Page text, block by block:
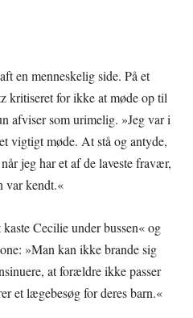
en menneskelig side. På et
kritiseret for ikke at møde op til
afviser som urimelig. »Jeg var i
vigtigt møde. At stå og antyde,
jeg har et af de laveste fravær,
var kendt.«
Cecilie under bussen« og
»Man kan ikke brande sig
at forældre ikke passer
et lægebesøg for deres barn.«